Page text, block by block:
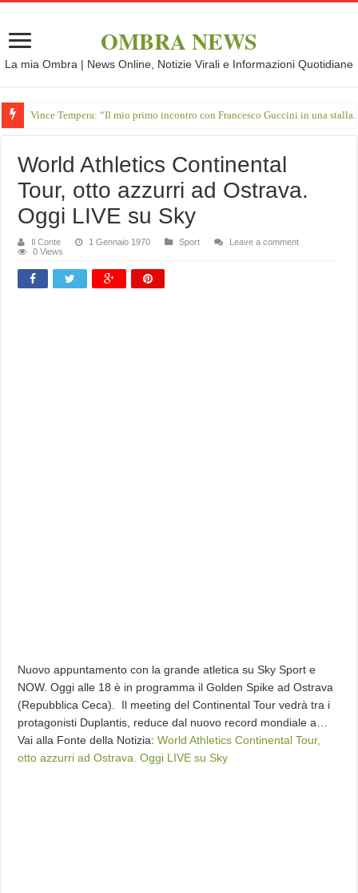
OMBRA NEWS
La mia Ombra | News Online, Notizie Virali e Informazioni Quotidiane
Vince Tempera: “Il mio primo incontro con Francesco Guccini in una
World Athletics Continental
Tour, otto azzurri ad Ostrava.
Oggi LIVE su Sky
Il Conte 1 Gennaio 1970 Sport
Leave a comment
0 Views
Nuovo appuntamento con la grande atletica su Sky Sport e
NOW. Oggi alle 18 è in programma il Golden Spike ad Ostrava
(Repubblica Ceca). Il meeting del Continental Tour vedrà tra i
protagonisti Duplantis, reduce dal nuovo record mondiale a…
Vai alla Fonte della Notizia:World Athletics Continental Tour,
otto azzurri ad Ostrava. Oggi LIVE su Sky